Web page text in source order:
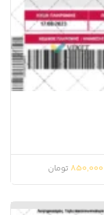
850,000 تومان